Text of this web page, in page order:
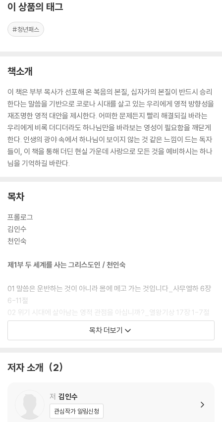
이 상품의 태그
#청년패스
책소개
이 책은 부부 목사가 선포해 온 복음의 본질, 십자가의 본질이 반드시 승리
한다는 말씀을 기반으로 코로나 시대를 살고 있는 우리에게 영적 방향성을
재조명한 영적 대안을 제시한다. 어떠한 문제든지 빨리 해결되길 바라는
우리에게 비록 더디더라도 하나님만을 바라보는 영성이 필요함을 깨닫게
한다. 인생의 광야 속에서 하나님이 보이지 않는 것 같은 느낌이 드는 독자
들이, 이 책을 통해 더딘 현실 가운데 사랑으로 모든 것을 예비하시는 하나
님을 기억하길 바란다.
목차
프롤로그
김인수
천인숙
제1부 두 세계를 사는 그리스도인 / 천인숙
01 말씀은 운반하는 것이 아니라 몸에 메고 가는 것입니다_사무엘하 6장
6-11절
02 위기 시대에 살아남는 영적 관점을 아십니까?_열왕기상 17장 1-7절
03 ‘여기’와 ‘저기’의 차이를 아는 것이 여호와 이레입니다_창세기 22장 5
05 영적 보험을 해지하지 마세요_누가복음 7장 1-10절
07 말씀이 은혜인가 아니면 걸림이 되는가?_요한복음 6장 60-69절
08 더딤의 영적 함정을 뛰어넘어 미래로 들어갑시다_출애굽기 32장 1-6
목차 더보기
저자 소개 2
저 김인수
관심작가 알림신청